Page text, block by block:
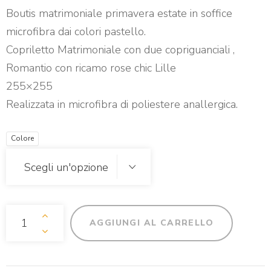
Boutis matrimoniale primavera estate in soffice
microfibra dai colori pastello.
Copriletto Matrimoniale con due copriguanciali ,
Romantio con ricamo rose chic Lille
255×255
Realizzata in microfibra di poliestere anallergica.
Colore
Boutis Matrimoniale Lille Quantità
AGGIUNGI AL CARRELLO